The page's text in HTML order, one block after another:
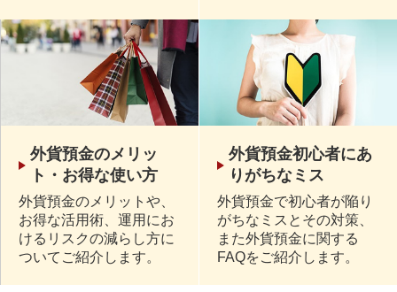
外貨預金のメリッ
ト・お得な使い方
外貨預金のメリットや、
お得な活用術、運用にお
けるリスクの減らし方に
ついてご紹介します。
外貨預金初心者にあ
りがちなミス
外貨預金で初心者が陥り
がちなミスとその対策、
また外貨預金に関する
FAQをご紹介します。